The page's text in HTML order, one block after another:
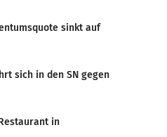
sinkt auf
sich in den SN gegen
in